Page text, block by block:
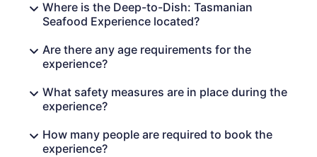
Where is the Deep-to-Dish: Tasmanian
Seafood Experience located?
Are there any age requirements for the
experience?
What safety measures are in place during the
experience?
How many people are required to book the
experience?